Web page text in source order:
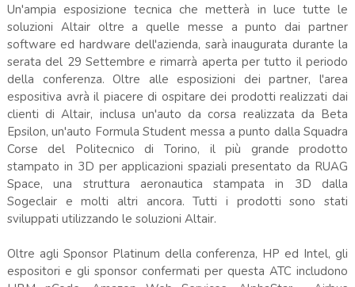
Un'ampia esposizione tecnica che metterà in luce tutte le
soluzioni Altair oltre a quelle messe a punto dai partner
software ed hardware dell'azienda, sarà inaugurata durante la
serata del 29 Settembre e rimarrà aperta per tutto il periodo
della conferenza. Oltre alle esposizioni dei partner, l'area
espositiva avrà il piacere di ospitare dei prodotti realizzati dai
clienti di Altair, inclusa un'auto da corsa realizzata da Beta
Epsilon, un'auto Formula Student messa a punto dalla Squadra
Corse del Politecnico di Torino, il più grande prodotto
stampato in 3D per applicazioni spaziali presentato da RUAG
Space, una struttura aeronautica stampata in 3D dalla
Sogeclair e molti altri ancora. Tutti i prodotti sono stati
sviluppati utilizzando le soluzioni Altair.
Oltre agli Sponsor Platinum della conferenza, HP ed Intel, gli
espositori e gli sponsor confermati per questa ATC includono